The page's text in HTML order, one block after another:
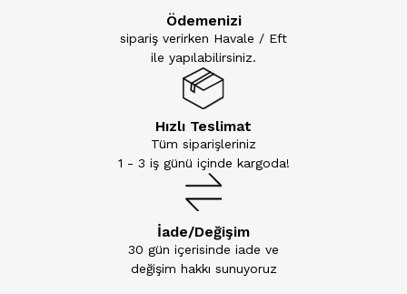
Ödemenizi
sipariş verirken Havale / Eft
ile yapılabilirsiniz.
Hızlı Teslimat
Tüm siparişleriniz
1 - 3 iş günü içinde kargoda!
İade/Değişim
30 gün içerisinde iade ve
değişim hakkı sunuyoruz